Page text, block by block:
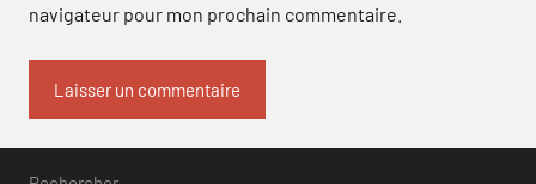
navigateur pour mon prochain commentaire.